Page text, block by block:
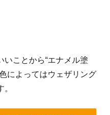
ことから“エナメル塗
によってはウェザリング